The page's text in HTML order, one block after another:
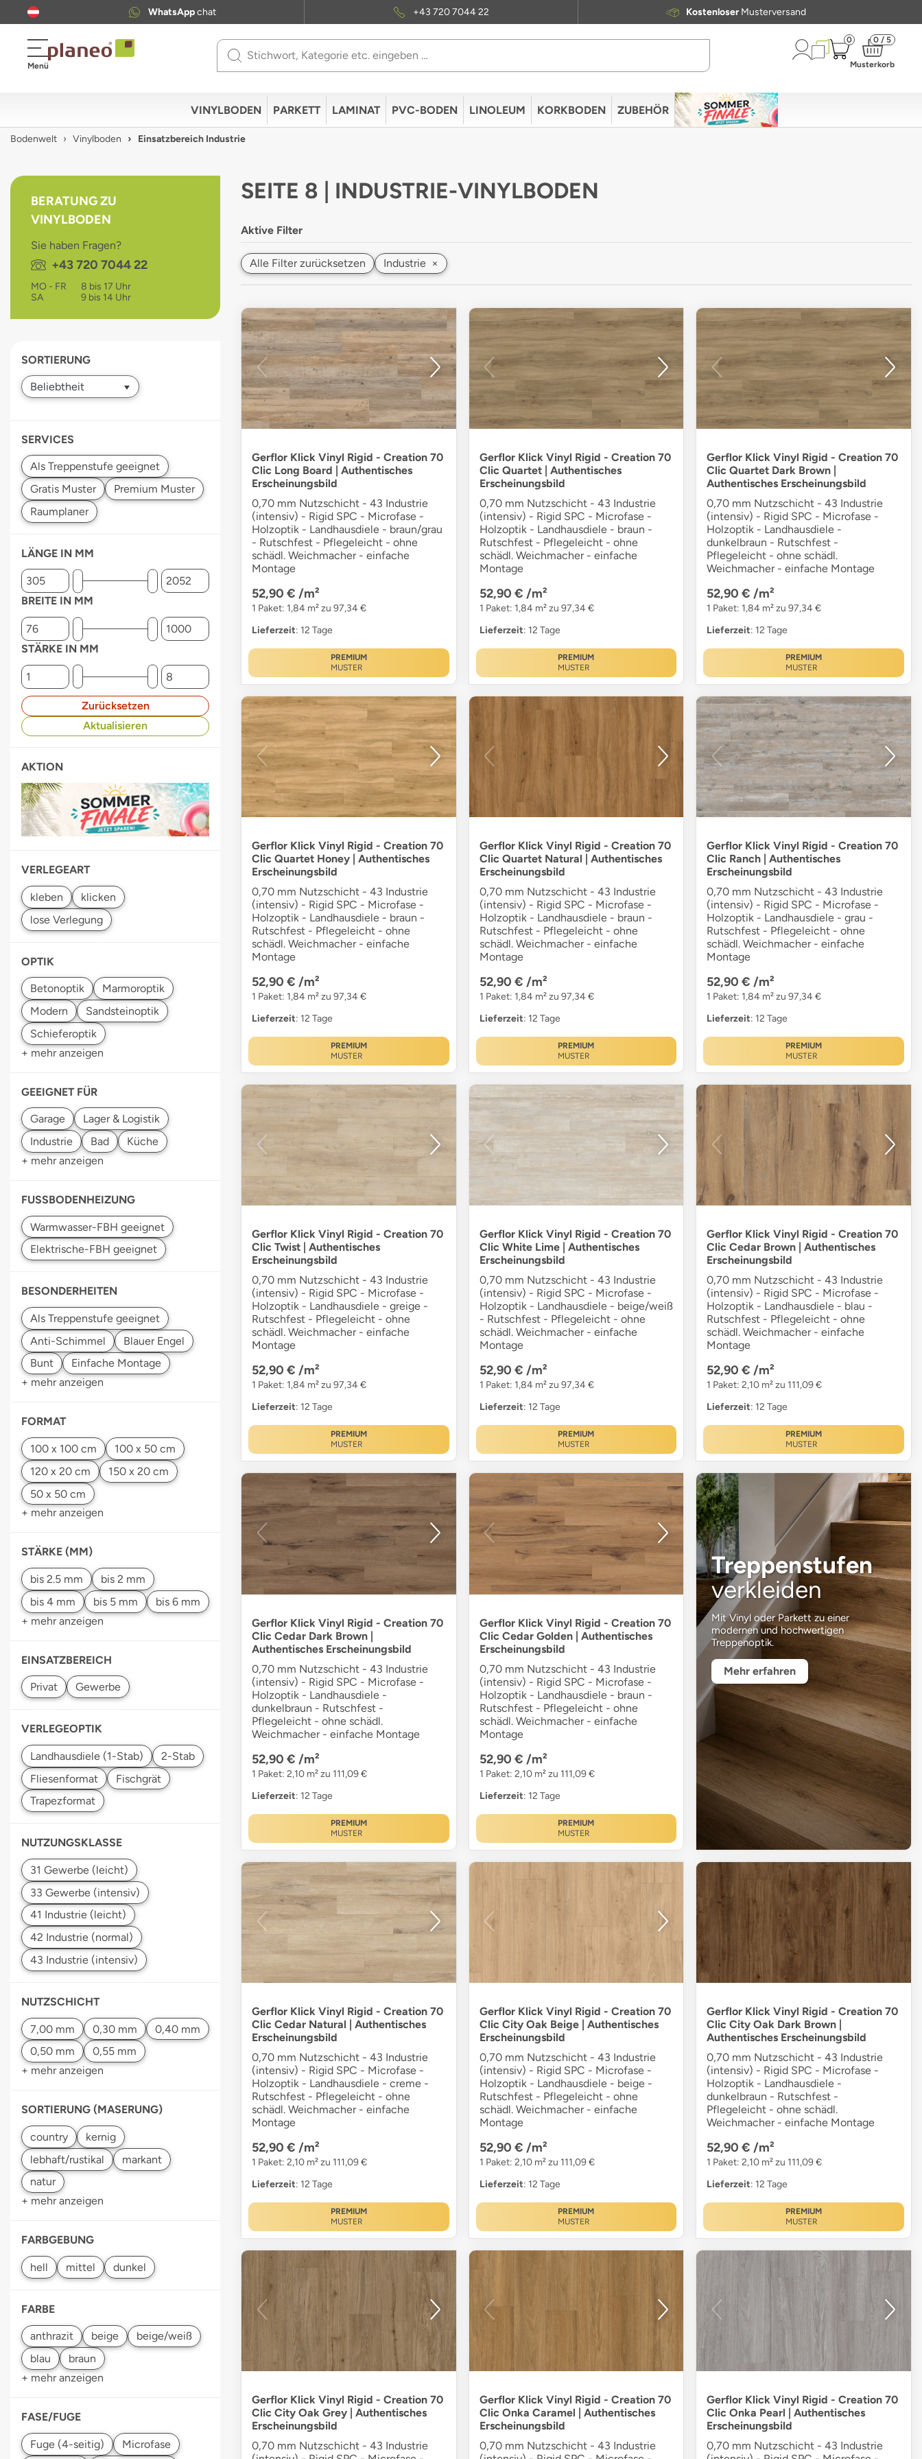
WhatsAppchat +43 720 7044 22 Kostenloser Musterversand
Menü
Use
down
to
Press
selected
search
Touch
devices
users
can
touch
and
swipe
gestures.
0 0 / 5
Musterkorb
VINYLBODEN PARKETT LAMINAT PVC-BODEN LINOLEUM KORKBODEN ZUBEHÖR
Bodenwelt Vinylboden Einsatzbereich Industrie
BERATUNG ZU
VINYLBODEN
Sie haben Fragen?
Telefon:
+43 720 7044 22
MO - FR
8 bis 17 Uhr
SA
9 bis 14 Uhr
SORTIERUNG
SERVICES
LÄNGE IN MM
BREITE IN MM
STÄRKE IN MM
Zurücksetzen
Aktualisieren
AKTION
VERLEGEART
OPTIK
+ mehr anzeigen
GEEIGNET FÜR
+ mehr anzeigen
FUSSBODENHEIZUNG
BESONDERHEITEN
+ mehr anzeigen
FORMAT
+ mehr anzeigen
STÄRKE (MM)
+ mehr anzeigen
EINSATZBEREICH
VERLEGEOPTIK
NUTZUNGSKLASSE
NUTZSCHICHT
+ mehr anzeigen
SORTIERUNG (MASERUNG)
+ mehr anzeigen
FARBGEBUNG
FARBE
+ mehr anzeigen
FASE/FUGE
SEITE 8 | INDUSTRIE-VINYLBODEN
Aktive Filter
Alle Filter zurücksetzen Industrie ×
Gerflor Klick Vinyl Rigid - Creation 70
Clic Long Board | Authentisches
Erscheinungsbild
0,70 mm Nutzschicht - 43 Industrie
(intensiv) - Rigid SPC - Microfase -
Holzoptik - Landhausdiele - braun/grau
- Rutschfest - Pflegeleicht - ohne
schädl. Weichmacher - einfache
Montage
52,90 € /m²
1 Paket: 1,84 m² zu 97,34 €
Lieferzeit: 12 Tage
PREMIUM
MUSTER
Gerflor Klick Vinyl Rigid - Creation 70
Clic Quartet | Authentisches
Erscheinungsbild
0,70 mm Nutzschicht - 43 Industrie
(intensiv) - Rigid SPC - Microfase -
Holzoptik - Landhausdiele - braun -
Rutschfest - Pflegeleicht - ohne
schädl. Weichmacher - einfache
Montage
52,90 € /m²
1 Paket: 1,84 m² zu 97,34 €
Lieferzeit: 12 Tage
PREMIUM
MUSTER
Gerflor Klick Vinyl Rigid - Creation 70
Clic Quartet Dark Brown |
Authentisches Erscheinungsbild
0,70 mm Nutzschicht - 43 Industrie
(intensiv) - Rigid SPC - Microfase -
Holzoptik - Landhausdiele -
dunkelbraun - Rutschfest -
Pflegeleicht - ohne schädl.
Weichmacher - einfache Montage
52,90 € /m²
1 Paket: 1,84 m² zu 97,34 €
Lieferzeit: 12 Tage
PREMIUM
MUSTER
Gerflor Klick Vinyl Rigid - Creation 70
Clic Quartet Honey | Authentisches
Erscheinungsbild
0,70 mm Nutzschicht - 43 Industrie
(intensiv) - Rigid SPC - Microfase -
Holzoptik - Landhausdiele - braun -
Rutschfest - Pflegeleicht - ohne
schädl. Weichmacher - einfache
Montage
52,90 € /m²
1 Paket: 1,84 m² zu 97,34 €
Lieferzeit: 12 Tage
PREMIUM
MUSTER
Gerflor Klick Vinyl Rigid - Creation 70
Clic Quartet Natural | Authentisches
Erscheinungsbild
0,70 mm Nutzschicht - 43 Industrie
(intensiv) - Rigid SPC - Microfase -
Holzoptik - Landhausdiele - braun -
Rutschfest - Pflegeleicht - ohne
schädl. Weichmacher - einfache
Montage
52,90 € /m²
1 Paket: 1,84 m² zu 97,34 €
Lieferzeit: 12 Tage
PREMIUM
MUSTER
Gerflor Klick Vinyl Rigid - Creation 70
Clic Ranch | Authentisches
Erscheinungsbild
0,70 mm Nutzschicht - 43 Industrie
(intensiv) - Rigid SPC - Microfase -
Holzoptik - Landhausdiele - grau -
Rutschfest - Pflegeleicht - ohne
schädl. Weichmacher - einfache
Montage
52,90 € /m²
1 Paket: 1,84 m² zu 97,34 €
Lieferzeit: 12 Tage
PREMIUM
MUSTER
Gerflor Klick Vinyl Rigid - Creation 70
Clic Twist | Authentisches
Erscheinungsbild
0,70 mm Nutzschicht - 43 Industrie
(intensiv) - Rigid SPC - Microfase -
Holzoptik - Landhausdiele - greige -
Rutschfest - Pflegeleicht - ohne
schädl. Weichmacher - einfache
Montage
52,90 € /m²
1 Paket: 1,84 m² zu 97,34 €
Lieferzeit: 12 Tage
PREMIUM
MUSTER
Gerflor Klick Vinyl Rigid - Creation 70
Clic White Lime | Authentisches
Erscheinungsbild
0,70 mm Nutzschicht - 43 Industrie
(intensiv) - Rigid SPC - Microfase -
Holzoptik - Landhausdiele - beige/weiß
- Rutschfest - Pflegeleicht - ohne
schädl. Weichmacher - einfache
Montage
52,90 € /m²
1 Paket: 1,84 m² zu 97,34 €
Lieferzeit: 12 Tage
PREMIUM
MUSTER
Gerflor Klick Vinyl Rigid - Creation 70
Clic Cedar Brown | Authentisches
Erscheinungsbild
0,70 mm Nutzschicht - 43 Industrie
(intensiv) - Rigid SPC - Microfase -
Holzoptik - Landhausdiele - blau -
Rutschfest - Pflegeleicht - ohne
schädl. Weichmacher - einfache
Montage
52,90 € /m²
1 Paket: 2,10 m² zu 111,09 €
Lieferzeit: 12 Tage
PREMIUM
MUSTER
Gerflor Klick Vinyl Rigid - Creation 70
Clic Cedar Dark Brown |
Authentisches Erscheinungsbild
0,70 mm Nutzschicht - 43 Industrie
(intensiv) - Rigid SPC - Microfase -
Holzoptik - Landhausdiele -
dunkelbraun - Rutschfest -
Pflegeleicht - ohne schädl.
Weichmacher - einfache Montage
52,90 € /m²
1 Paket: 2,10 m² zu 111,09 €
Lieferzeit: 12 Tage
PREMIUM
MUSTER
Gerflor Klick Vinyl Rigid - Creation 70
Clic Cedar Golden | Authentisches
Erscheinungsbild
0,70 mm Nutzschicht - 43 Industrie
(intensiv) - Rigid SPC - Microfase -
Holzoptik - Landhausdiele - braun -
Rutschfest - Pflegeleicht - ohne
schädl. Weichmacher - einfache
Montage
52,90 € /m²
1 Paket: 2,10 m² zu 111,09 €
Lieferzeit: 12 Tage
PREMIUM
MUSTER
Treppenstufen
verkleiden
Mit Vinyl oder Parkett zu einer
modernen und hochwertigen
Treppenoptik.
Mehr erfahren
Gerflor Klick Vinyl Rigid - Creation 70
Clic Cedar Natural | Authentisches
Erscheinungsbild
0,70 mm Nutzschicht - 43 Industrie
(intensiv) - Rigid SPC - Microfase -
Holzoptik - Landhausdiele - creme -
Rutschfest - Pflegeleicht - ohne
schädl. Weichmacher - einfache
Montage
52,90 € /m²
1 Paket: 2,10 m² zu 111,09 €
Lieferzeit: 12 Tage
PREMIUM
MUSTER
Gerflor Klick Vinyl Rigid - Creation 70
Clic City Oak Beige | Authentisches
Erscheinungsbild
0,70 mm Nutzschicht - 43 Industrie
(intensiv) - Rigid SPC - Microfase -
Holzoptik - Landhausdiele - beige -
Rutschfest - Pflegeleicht - ohne
schädl. Weichmacher - einfache
Montage
52,90 € /m²
1 Paket: 2,10 m² zu 111,09 €
Lieferzeit: 12 Tage
PREMIUM
MUSTER
Gerflor Klick Vinyl Rigid - Creation 70
Clic City Oak Dark Brown |
Authentisches Erscheinungsbild
0,70 mm Nutzschicht - 43 Industrie
(intensiv) - Rigid SPC - Microfase -
Holzoptik - Landhausdiele -
dunkelbraun - Rutschfest -
Pflegeleicht - ohne schädl.
Weichmacher - einfache Montage
52,90 € /m²
1 Paket: 2,10 m² zu 111,09 €
Lieferzeit: 12 Tage
PREMIUM
MUSTER
Gerflor Klick Vinyl Rigid - Creation 70
Clic City Oak Grey | Authentisches
Erscheinungsbild
0,70 mm Nutzschicht - 43 Industrie
Gerflor Klick Vinyl Rigid - Creation 70
Clic Onka Caramel | Authentisches
Erscheinungsbild
0,70 mm Nutzschicht - 43 Industrie
Gerflor Klick Vinyl Rigid - Creation 70
Clic Onka Pearl | Authentisches
Erscheinungsbild
0,70 mm Nutzschicht - 43 Industrie